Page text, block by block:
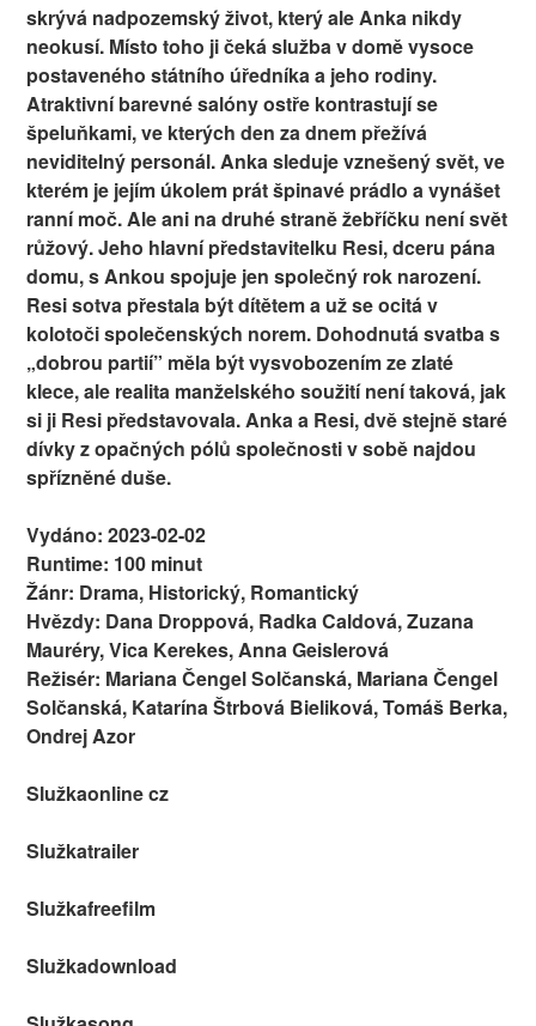
skrývá nadpozemský život, který ale Anka nikdy
neokusí. Místo toho ji čeká služba v domě vysoce
postaveného státního úředníka a jeho rodiny.
Atraktivní barevné salóny ostře kontrastují se
špeluňkami, ve kterých den za dnem přežívá
neviditelný personál. Anka sleduje vznešený svět, ve
kterém je jejím úkolem prát špinavé prádlo a vynášet
ranní moč. Ale ani na druhé straně žebříčku není svět
růžový. Jeho hlavní představitelku Resi, dceru pána
domu, s Ankou spojuje jen společný rok narození.
Resi sotva přestala být dítětem a už se ocitá v
kolotoči společenských norem. Dohodnutá svatba s
„dobrou partií” měla být vysvobozením ze zlaté
klece, ale realita manželského soužití není taková, jak
si ji Resi představovala. Anka a Resi, dvě stejně staré
dívky z opačných pólů společnosti v sobě najdou
spřízněné duše.
Vydáno: 2023-02-02
Runtime: 100 minut
Žánr: Drama, Historický, Romantický
Hvězdy: Dana Droppová, Radka Caldová, Zuzana
Mauréry, Vica Kerekes, Anna Geislerová
Režisér: Mariana Čengel Solčanská, Mariana Čengel
Solčanská, Katarína Štrbová Bieliková, Tomáš Berka,
Ondrej Azor
Služkaonline cz
Služkatrailer
Služkafreefilm
Služkadownload